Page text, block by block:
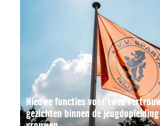
Nieuwe functies voor twee
gezichten binnen de